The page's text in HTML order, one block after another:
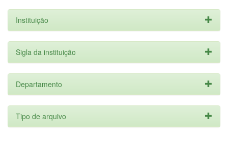
Instituição
Sigla da instituição
Departamento
Tipo de arquivo